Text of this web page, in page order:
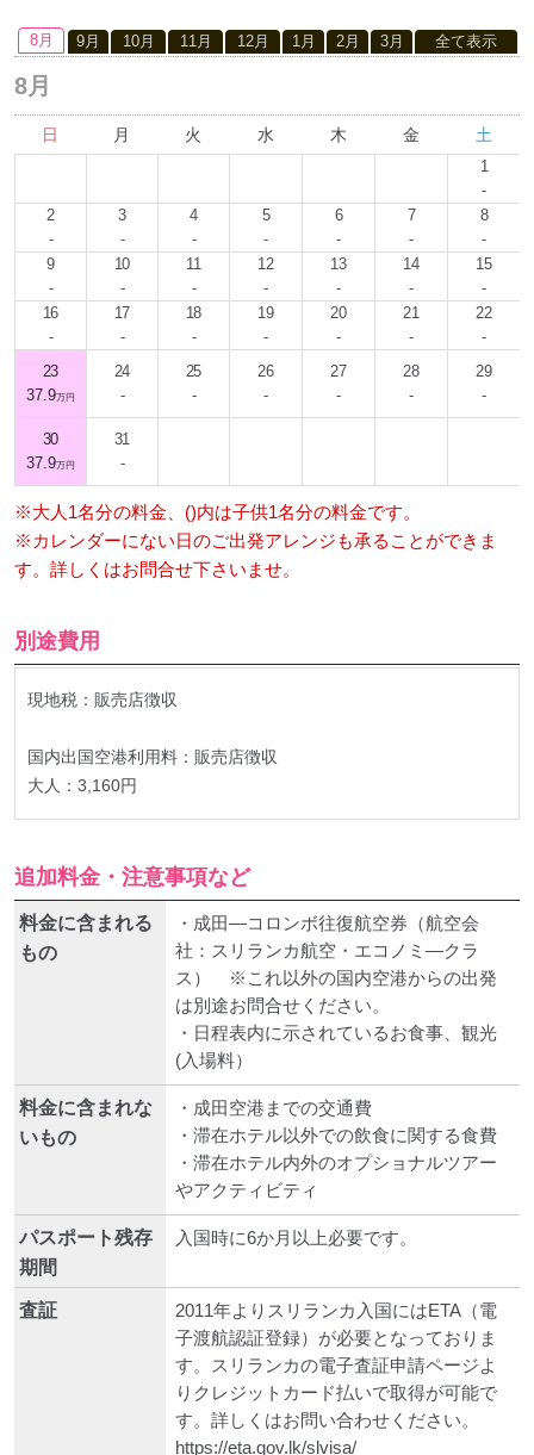
8月 9月 10月 11月 12月 1月 2月 3月 全て表示
8月
日 月 火 水 木 金 土
1
-
2
-
3
-
4
-
5
-
6
-
7
-
8
-
9
-
10
-
11
-
12
-
13
-
14
-
15
-
16
-
17
-
18
-
19
-
20
-
21
-
22
-
23
37.9万円
24
-
25
-
26
-
27
-
28
-
29
-
30
37.9万円
31
-
※大人1名分の料金、()内は子供1名分の料金です。
※カレンダーにない日のご出発アレンジも承ることができま
す。詳しくはお問合せ下さいませ。
別途費用
現地税：販売店徴収
国内出国空港利用料：販売店徴収
大人：3,160円
追加料金・注意事項など
料金に含まれる
もの
・成田―コロンボ往復航空券（航空会
社：スリランカ航空・エコノミ―クラ
ス） ※これ以外の国内空港からの出発
は別途お問合せください。
・日程表内に示されているお食事、観光
(入場料）
料金に含まれな
いもの
・成田空港までの交通費
・滞在ホテル以外での飲食に関する食費
・滞在ホテル内外のオプショナルツアー
やアクティビティ
パスポート残存
期間
入国時に6か月以上必要です。
査証
2011年よりスリランカ入国にはETA（電
子渡航認証登録）が必要となっておりま
す。スリランカの電子査証申請ページよ
りクレジットカード払いで取得が可能で
す。詳しくはお問い合わせください。
https://eta.gov.lk/slvisa/